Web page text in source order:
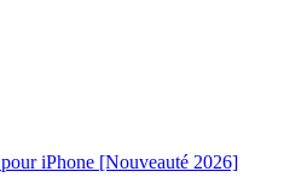
iPhone [Nouveauté 2026]